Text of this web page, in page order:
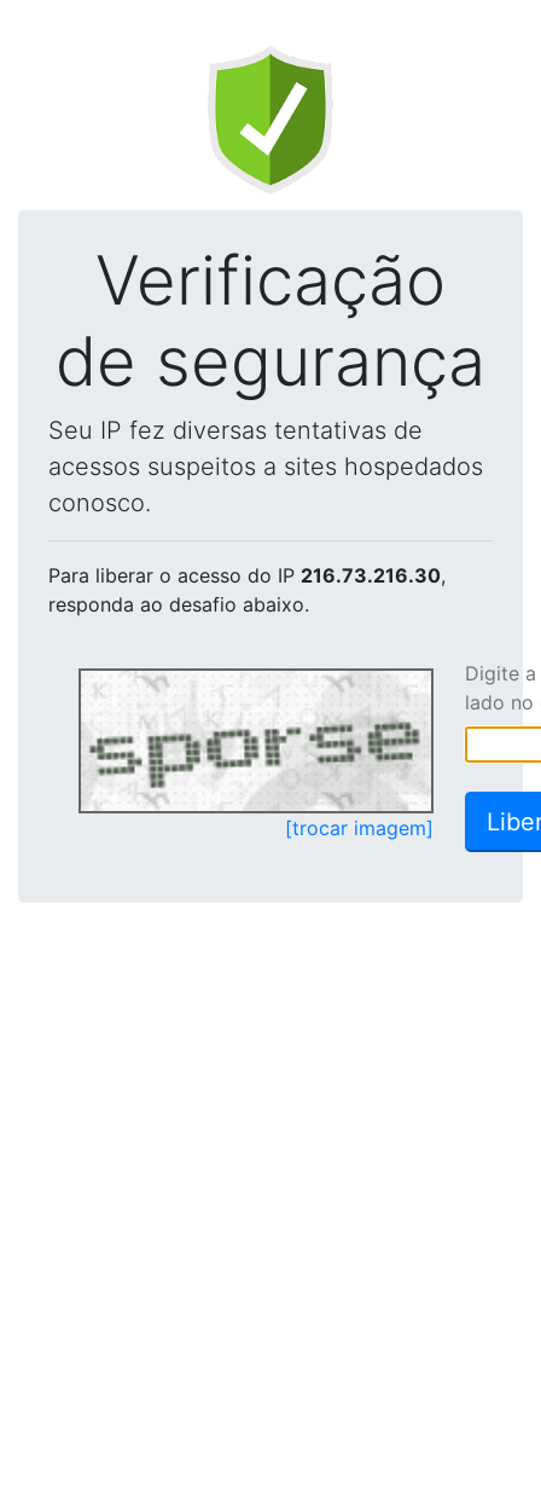
Verificação
de segurança
Seu IP fez diversas tentativas de
acessos suspeitos a sites hospedados
conosco.
Para liberar o acesso do IP 216.73.216.30,
responda ao desafio abaixo.
[trocar imagem]
Digite
lado no